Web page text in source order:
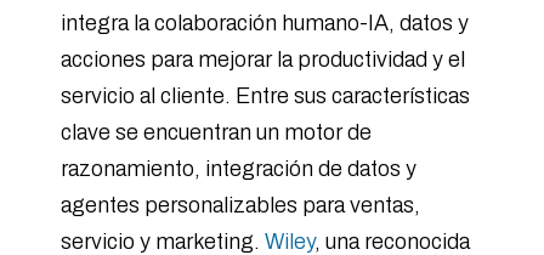
integra la colaboración humano-IA, datos y
acciones para mejorar la productividad y el
servicio al cliente. Entre sus características
clave se encuentran un motor de
razonamiento, integración de datos y
agentes personalizables para ventas,
servicio y marketing. Wiley, una reconocida